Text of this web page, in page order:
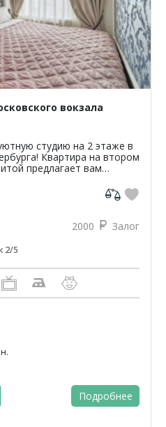
вокзала
на 2 этаже в
Квартира на втором
предлагает вам
2000 Залог
2/5
Подробнее